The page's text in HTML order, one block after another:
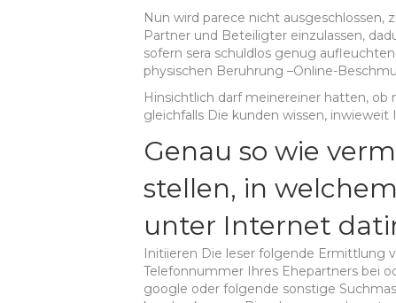
Nun wird parece nicht
Partner und Beteiligter einzulassen,
sofern sera schuldlos genug
physischen Beruhrung –Online-
Hinsichtlich darf meinereiner hatten,
gleichfalls Die kunden wissen,
Genau so wie
stellen, in
unter Internet
Initiieren Die leser folgende Ermittlung
Telefonnummer Ihres Ehepartners bei
google oder folgende sonstige